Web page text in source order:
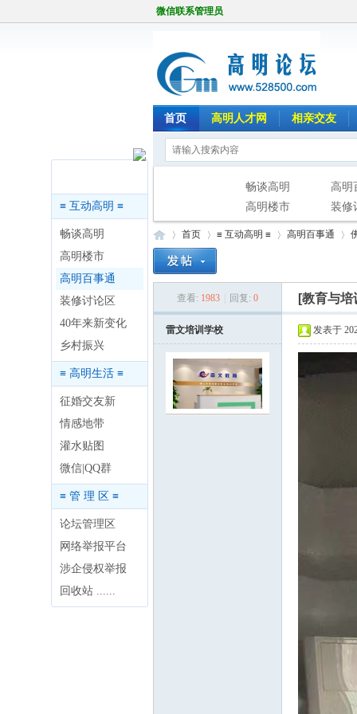
微信联系管理员
首页 高明人才网 相亲交友
畅谈高明
高明
高明楼市
装修
≡ 互动高明 ≡
畅谈高明
高明楼市
高明百事通
装修讨论区
40年来新变化
乡村振兴
≡ 高明生活 ≡
征婚交友新
情感地带
灌水贴图
微信|QQ群
≡ 管 理 区 ≡
论坛管理区
网络举报平台
涉企侵权举报
回收站 ......
首页
›
≡ 互动高明 ≡ 高明百事通
›
查看: 1983 回复: 0 [教育与
雷文培训学校 发表于